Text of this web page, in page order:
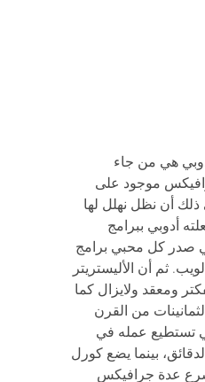
هي من جاء
موجود على
أن نظل نهلل لها
أدوبي ببرامج
صدر كل محبي برامج
ثم أن الأليستريتر
ومعقد ولايزال كما
من القرن
تستطيع عمله في
بينما يضع كورل
عدة جرافيكس